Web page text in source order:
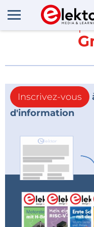
En savoir
Inscrivez-vous
d'information